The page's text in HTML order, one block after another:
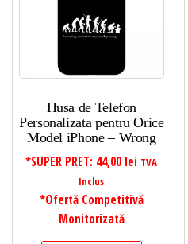
Husa de Telefon
Personalizata pentru Orice
Model iPhone – Wrong
*SUPER PRET: 44,00 lei TVA
Inclus
*Ofertă Competitivă
Monitorizată